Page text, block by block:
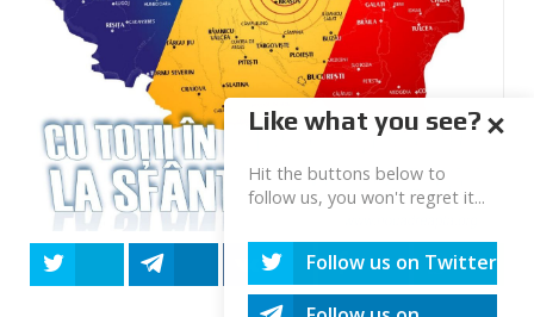
Share Share Share
Like what you see?
Hit the buttons below to
follow us, you won't regret it...
Follow us on Twitter